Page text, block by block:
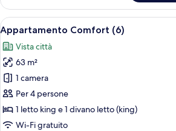
Comfort
(5)
Apri
tutte
le
foto
per
Appartamento
Comfort
(6)
7
Appartamento Comfort (6)
Vista città
63 m²
1 camera
Per 4 persone
1 letto king e 1 divano letto (king)
Wi-Fi gratuito